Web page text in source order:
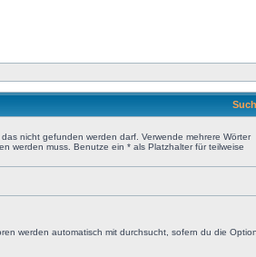
nicht gefunden werden darf. Verwende mehrere Wörter
werden muss. Benutze ein * als Platzhalter für teilweise
werden automatisch mit durchsucht, sofern du die Option